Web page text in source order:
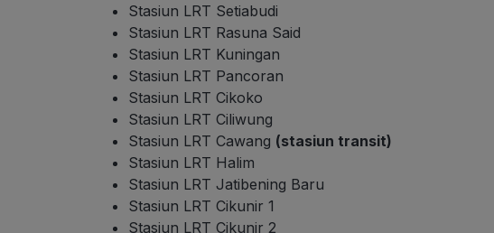
Stasiun LRT Setiabudi
Stasiun LRT Rasuna Said
Stasiun LRT Kuningan
Stasiun LRT Pancoran
Stasiun LRT Cikoko
Stasiun LRT Ciliwung
Stasiun LRT Cawang (stasiun transit)
Stasiun LRT Halim
Stasiun LRT Jatibening Baru
Stasiun LRT Cikunir 1
Stasiun LRT Cikunir 2